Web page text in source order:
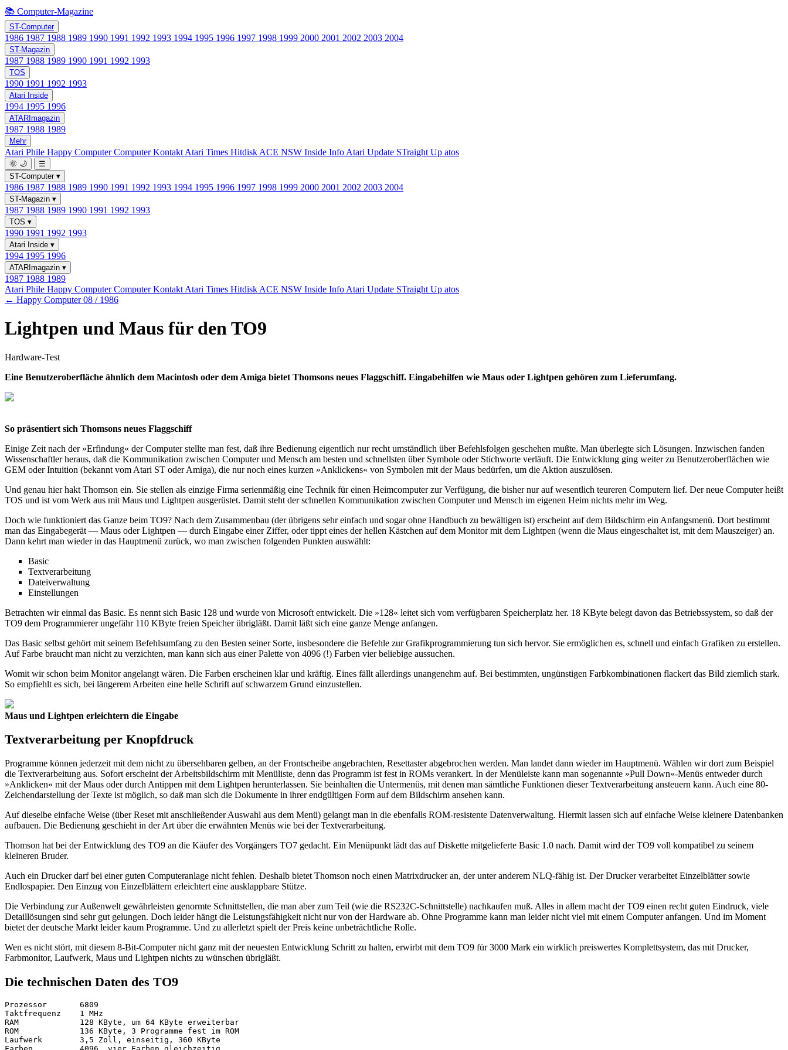
📚 Computer-Magazine
ST-Computer
1986 1987 1988 1989 1990 1991 1992 1993 1994 1995 1996 1997 1998 1999 2000 2001 2002 2003 2004
ST-Magazin
1987 1988 1989 1990 1991 1992 1993
TOS
1990 1991 1992 1993
Atari Inside
1994 1995 1996
ATARImagazin
1987 1988 1989
Mehr
Atari Phile Happy ComputerComputer Kontakt Atari Times Hitdisk ACE NSW Inside Info Atari Update STraight Up atos
🌞 🌙
☰
ST-Computer ▾
1986 1987 1988 1989 1990 1991 1992 1993 1994 1995 1996 1997 1998 1999 2000 2001 2002 2003 2004
ST-Magazin ▾
1987 1988 1989 1990 1991 1992 1993
TOS ▾
1990 1991 1992 1993
Atari Inside ▾
1994 1995 1996
ATARImagazin ▾
1987 1988 1989
Atari Phile Happy ComputerComputer Kontakt Atari Times Hitdisk ACE NSW Inside Info Atari Update STraight Up atos
← Happy Computer 08 / 1986
Lightpen und Maus für den TO9
Hardware-Test
Eine Benutzeroberfläche ähnlich dem Macintosh oder dem Amiga bietet Thomsons neues Flaggschiff. Eingabehilfen wie Maus oder Lightpen gehören zum Lieferumfang.
So präsentiert sich Thomsons neues Flaggschiff
Einige Zeit nach der »Erfindung« der Computer stellte man fest, daß ihre Bedienung eigentlich nur recht umständlich über Befehlsfolgen geschehen mußte. Man überlegte sich Lösungen. Inzwischen fanden
Wissenschaftler heraus, daß die Kommunikation zwischen Computer und Mensch am besten und schnellsten über Symbole oder Stichworte verläuft. Die Entwicklung ging weiter zu Benutzeroberflächen wie
GEM oder Intuition (bekannt vom Atari ST oder Amiga), die nur noch eines kurzen »Anklickens« von Symbolen mit der Maus bedürfen, um die Aktion auszulösen.
Und genau hier hakt Thomson ein. Sie stellen als einzige Firma serienmäßig eine Technik für einen Heimcomputer zur Verfügung, die bisher nur auf wesentlich teureren Computern lief. Der neue Computer heißt
TOS und ist vom Werk aus mit Maus und Lightpen ausgerüstet. Damit steht der schnellen Kommunikation zwischen Computer und Mensch im eigenen Heim nichts mehr im Weg.
Doch wie funktioniert das Ganze beim TO9? Nach dem Zusammenbau (der übrigens sehr einfach und sogar ohne Handbuch zu bewältigen ist) erscheint auf dem Bildschirm ein Anfangsmenü. Dort bestimmt
man das Eingabegerät — Maus oder Lightpen — durch Eingabe einer Ziffer, oder tippt eines der hellen Kästchen auf dem Monitor mit dem Lightpen (wenn die Maus eingeschaltet ist, mit dem Mauszeiger) an.
Dann kehrt man wieder in das Hauptmenü zurück, wo man zwischen folgenden Punkten auswählt:
Basic
Textverarbeitung
Dateiverwaltung
Einstellungen
Betrachten wir einmal das Basic. Es nennt sich Basic 128 und wurde von Microsoft entwickelt. Die »128« leitet sich vom verfügbaren Speicherplatz her. 18 KByte belegt davon das Betriebssystem, so daß der
TO9 dem Programmierer ungefähr 110 KByte freien Speicher übrigläßt. Damit läßt sich eine ganze Menge anfangen.
Das Basic selbst gehört mit seinem Befehlsumfang zu den Besten seiner Sorte, insbesondere die Befehle zur Grafikprogrammierung tun sich hervor. Sie ermöglichen es, schnell und einfach Grafiken zu erstellen.
Auf Farbe braucht man nicht zu verzichten, man kann sich aus einer Palette von 4096 (!) Farben vier beliebige aussuchen.
Womit wir schon beim Monitor angelangt wären. Die Farben erscheinen klar und kräftig. Eines fällt allerdings unangenehm auf. Bei bestimmten, ungünstigen Farbkombinationen flackert das Bild ziemlich stark.
So empfiehlt es sich, bei längerem Arbeiten eine helle Schrift auf schwarzem Grund einzustellen.
Maus und Lightpen erleichtern die Eingabe
Textverarbeitung per Knopfdruck
Programme können jederzeit mit dem nicht zu übersehbaren gelben, an der Frontscheibe angebrachten, Resettaster abgebrochen werden. Man landet dann wieder im Hauptmenü. Wählen wir dort zum Beispiel
die Textverarbeitung aus. Sofort erscheint der Arbeitsbildschirm mit Menüliste, denn das Programm ist fest in ROMs verankert. In der Menüleiste kann man sogenannte »Pull Down«-Menüs entweder durch
»Anklicken« mit der Maus oder durch Antippen mit dem Lightpen herunterlassen. Sie beinhalten die Untermenüs, mit denen man sämtliche Funktionen dieser Textverarbeitung ansteuern kann. Auch eine 80-
Zeichendarstellung der Texte ist möglich, so daß man sich die Dokumente in ihrer endgültigen Form auf dem Bildschirm ansehen kann.
Auf dieselbe einfache Weise (über Reset mit anschließender Auswahl aus dem Menü) gelangt man in die ebenfalls ROM-resistente Datenverwaltung. Hiermit lassen sich auf einfache Weise kleinere Datenbanken
aufbauen. Die Bedienung geschieht in der Art über die erwähnten Menüs wie bei der Textverarbeitung.
Thomson hat bei der Entwicklung des TO9 an die Käufer des Vorgängers TO7 gedacht. Ein Menüpunkt lädt das auf Diskette mitgelieferte Basic 1.0 nach. Damit wird der TO9 voll kompatibel zu seinem
kleineren Bruder.
Auch ein Drucker darf bei einer guten Computeranlage nicht fehlen. Deshalb bietet Thomson noch einen Matrixdrucker an, der unter anderem NLQ-fähig ist. Der Drucker verarbeitet Einzelblätter sowie
Endlospapier. Den Einzug von Einzelblättern erleichtert eine ausklappbare Stütze.
Die Verbindung zur Außenwelt gewährleisten genormte Schnittstellen, die man aber zum Teil (wie die RS232C-Schnittstelle) nachkaufen muß. Alles in allem macht der TO9 einen recht guten Eindruck, viele
Detaillösungen sind sehr gut gelungen. Doch leider hängt die Leistungsfähigkeit nicht nur von der Hardware ab. Ohne Programme kann man leider nicht viel mit einem Computer anfangen. Und im Moment
bietet der deutsche Markt leider kaum Programme. Und zu allerletzt spielt der Preis keine unbeträchtliche Rolle.
Wen es nicht stört, mit diesem 8-Bit-Computer nicht ganz mit der neuesten Entwicklung Schritt zu halten, erwirbt mit dem TO9 für 3000 Mark ein wirklich preiswertes Komplettsystem, das mit Drucker,
Farbmonitor, Laufwerk, Maus und Lightpen nichts zu wünschen übrigläßt.
Die technischen Daten des TO9
Prozessor	6809
Taktfrequenz  	1 MHz
RAM             128 KByte, um 64 KByte erweiterbar
ROM             136 KByte, 3 Programme fest im ROM
Laufwerk       	3,5 Zoll, einseitig, 360 KByte